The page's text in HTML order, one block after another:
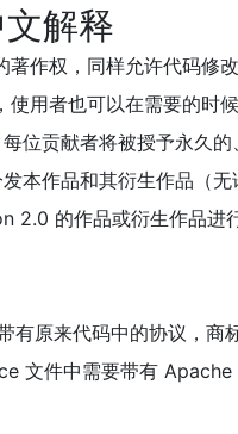
解释
作权，同样允许代码修
用者也可以在需要的时
位贡献者将被授予永久
作品和其衍生作品（无
的作品或衍生作品进
原来代码中的协议，商
文件中需要带有